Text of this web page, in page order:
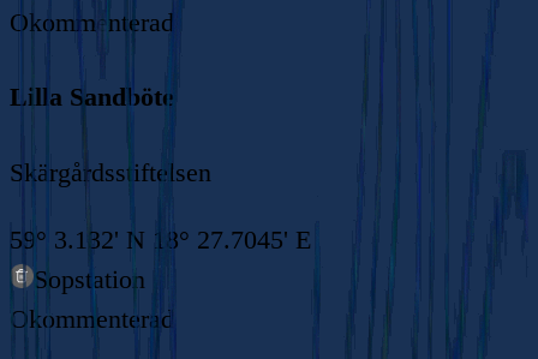
Okommenterad
Lilla Sandböte
Skärgårdsstiftelsen
59° 3.132' N 18° 27.7045' E
Sopstation
Okommenterad